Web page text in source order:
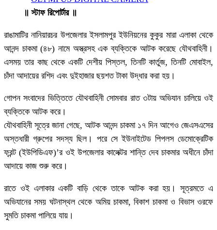
॥ স্টাফ রিপোর্টার ॥
রাঙামাটির নানিয়ারচর উপজেলার ইসলামপুর ইউনিয়নের কুকুর মারা এলাকা থেকে
আনন্দ চাকমা (৪৮) নামে অস্ত্রসহ এক ব্যক্তিকে আটক করেছে যৌথবাহিনী।
এসময় তার কাছ থেকে একটি দেশীয় পিস্তল, তিনটি কার্তুজ, তিনটি মোবাইল,
চাঁদা আদায়ের রশিদ এবং দুইহাজার ছয়শত টাকা উদ্ধার করা হয়।
গোপন সংবাদের ভিত্তিতে যৌথবাহিনী সোমবার রাত ৩টায় অভিযান চালিয়ে ওই
ব্যক্তিকে আটক করে।
যৌথবাহিনী সূত্রে জানা গেছে, আটক আনন্দ চাকমা ১৭ দিন আগেও জেএসএসের
অস্তধারী গ্রুপের সদস্য ছিল। পরে সে ইউনাইটেড পিপলস ডেমোক্রেটিক
ফ্রন্ট (ইউপিডিএফ)’র ওই উপজেলার কালেক্টর শান্তি দেব চাকমার অধীনে চাঁদা
আদায়ে কাজ শুরু করে।
রাতে ওই এলাকার একটি বাড়ি থেকে তাকে আটক করা হয়। সূত্রমতে এ
অভিযানের সময় ঘটনাস্থল থেকে অমিয় চাকমা, বিকাশ চাকমা ও বিভাস ওরফে
সুমতি চাকমা পালিয়ে যায়।